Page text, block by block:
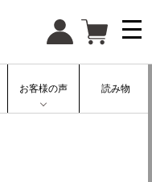
お客様の声 読み物